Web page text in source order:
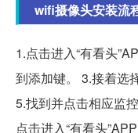
wifi摄像头安装流
1.点击进入“有看头
到添加键。 3.接着选
5.找到并点击相应监
点击进入“有看头